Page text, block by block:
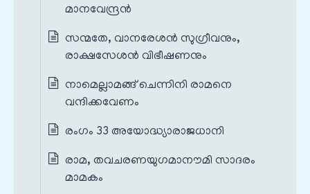
മാനവേന്ദ്രൻ
സന്മതേ, വാനരേശൻ സുഗ്രീവനും,
രാക്ഷസേശൻ വിഭീഷണനും
നാമെല്ലാമങ്ങ് ചെന്നിനി രാമനെ
വന്ദിക്കവേണം
രംഗം 33 അയോദ്ധ്യാരാജധാനി
രാമ, തവചരണയുഗമാനൗമി സാദരം
മാമകം